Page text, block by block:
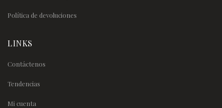
Política de devoluciones
LINKS
Contáctenos
Tendencias
Mi cuenta